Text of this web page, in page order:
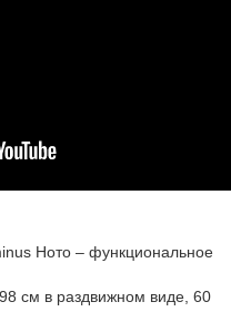
Ното – функциональное
см в раздвижном виде, 60